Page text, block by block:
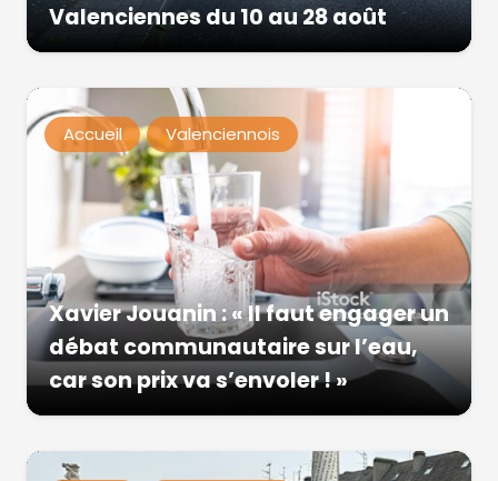
Valenciennes du 10 au 28 août
Accueil Valenciennois
Xavier Jouanin : « Il faut engager un
débat communautaire sur l’eau,
car son prix va s’envoler ! »